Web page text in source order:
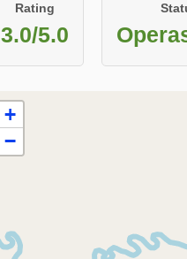
Rating
3.0/5.0
+
−